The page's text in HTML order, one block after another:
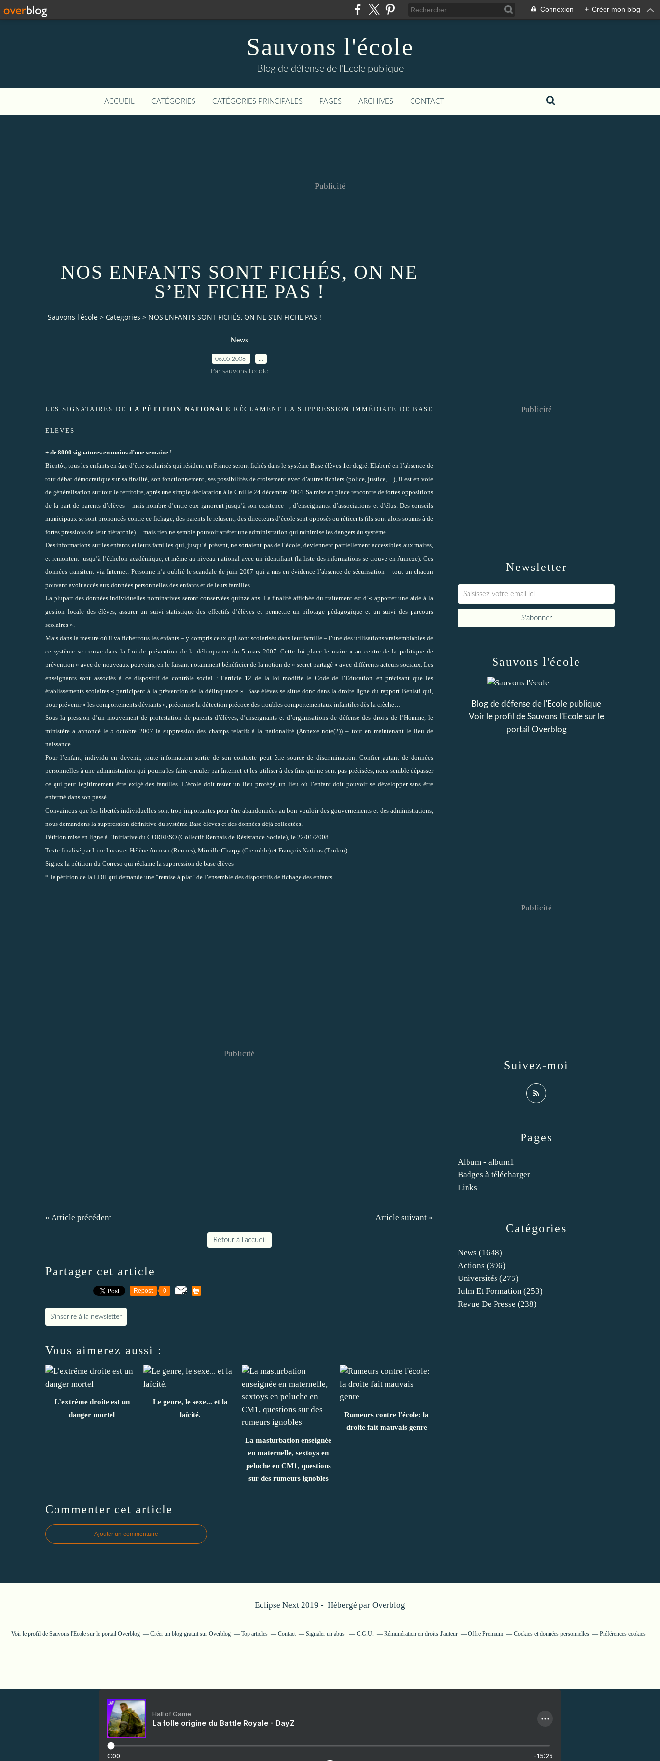
Connexion + Créer mon blog
Sauvons l'école
Blog de défense de l'Ecole publique
ACCUEIL CATÉGORIES CATÉGORIES PRINCIPALES PAGES ARCHIVES CONTACT
Publicité
NOS ENFANTS SONT FICHÉS, ON NE
S’EN FICHE PAS !
Sauvons l'école > Categories > NOS ENFANTS SONT FICHÉS, ON NE S’EN FICHE PAS !
News
06.05.2008
Par sauvons l'école
LES SIGNATAIRES DE LA PÉTITION NATIONALE RÉCLAMENT LA SUPPRESSION IMMÉDIATE DE BASE
ELEVES
+ de 8000 signatures en moins d’une semaine !
Bientôt, tous les enfants en âge d’être scolarisés qui résident en France seront fichés dans le système Base élèves 1er degré. Elaboré en l’absence de
tout débat démocratique sur sa finalité, son fonctionnement, ses possibilités de croisement avec d’autres fichiers (police, justice,…), il est en voie
de généralisation sur tout le territoire, après une simple déclaration à la Cnil le 24 décembre 2004. Sa mise en place rencontre de fortes oppositions
de la part de parents d’élèves – mais nombre d’entre eux ignorent jusqu’à son existence –, d’enseignants, d’associations et d’élus. Des conseils
municipaux se sont prononcés contre ce fichage, des parents le refusent, des directeurs d’école sont opposés ou réticents (ils sont alors soumis à de
fortes pressions de leur hiérarchie)… mais rien ne semble pouvoir arrêter une administration qui minimise les dangers du système.
Des informations sur les enfants et leurs familles qui, jusqu’à présent, ne sortaient pas de l’école, deviennent partiellement accessibles aux maires,
et remontent jusqu’à l’échelon académique, et même au niveau national avec un identifiant (la liste des informations se trouve en Annexe). Ces
données transitent via Internet. Personne n’a oublié le scandale de juin 2007 qui a mis en évidence l’absence de sécurisation – tout un chacun
pouvant avoir accès aux données personnelles des enfants et de leurs familles.
La plupart des données individuelles nominatives seront conservées quinze ans. La finalité affichée du traitement est d’« apporter une aide à la
gestion locale des élèves, assurer un suivi statistique des effectifs d’élèves et permettre un pilotage pédagogique et un suivi des parcours
scolaires ».
Mais dans la mesure où il va ficher tous les enfants – y compris ceux qui sont scolarisés dans leur famille – l’une des utilisations vraisemblables de
ce système se trouve dans la Loi de prévention de la délinquance du 5 mars 2007. Cette loi place le maire « au centre de la politique de
prévention » avec de nouveaux pouvoirs, en le faisant notamment bénéficier de la notion de « secret partagé » avec différents acteurs sociaux. Les
enseignants sont associés à ce dispositif de contrôle social : l’article 12 de la loi modifie le Code de l’Education en précisant que les
établissements scolaires « participent à la prévention de la délinquance ». Base élèves se situe donc dans la droite ligne du rapport Benisti qui,
pour prévenir « les comportements déviants », préconise la détection précoce des troubles comportementaux infantiles dès la crèche…
Sous la pression d’un mouvement de protestation de parents d’élèves, d’enseignants et d’organisations de défense des droits de l’Homme, le
ministère a annoncé le 5 octobre 2007 la suppression des champs relatifs à la nationalité (Annexe note(2)) – tout en maintenant le lieu de
naissance.
Pour l’enfant, individu en devenir, toute information sortie de son contexte peut être source de discrimination. Confier autant de données
personnelles à une administration qui pourra les faire circuler par Internet et les utiliser à des fins qui ne sont pas précisées, nous semble dépasser
ce qui peut légitimement être exigé des familles. L’école doit rester un lieu protégé, un lieu où l’enfant doit pouvoir se développer sans être
enfermé dans son passé.
Convaincus que les libertés individuelles sont trop importantes pour être abandonnées au bon vouloir des gouvernements et des administrations,
nous demandons la suppression définitive du système Base élèves et des données déjà collectées.
Pétition mise en ligne à l’initiative du CORRESO (Collectif Rennais de Résistance Sociale), le 22/01/2008.
Texte finalisé par Line Lucas et Hélène Auneau (Rennes), Mireille Charpy (Grenoble) et François Nadiras (Toulon).
Signez la pétition du Correso qui réclame la suppression de base élèves
* la pétition de la LDH qui demande une “remise à plat” de l’ensemble des dispositifs de fichage des enfants.
Publicité
« Article précédent Article suivant »
Retour à l'accueil
Partager cet article
Repost 0
S'inscrire à la newsletter
Vous aimerez aussi :
L’extrême droite est un
danger mortel
Le genre, le sexe... et la
laïcité.
La masturbation enseignée
en maternelle, sextoys en
peluche en CM1, questions
sur des rumeurs ignobles
Rumeurs contre l'école: la
droite fait mauvais genre
Commenter cet article
Ajouter un commentaire
Newsletter
Publicité
Catégories
News (1648)
Actions (396)
Universités (275)
Iufm Et Formation (253)
Revue De Presse (238)
Pages
Album - album1
Badges à télécharger
Links
Sauvons l'école
Blog de défense de l'Ecole publique
Voir le profil de Sauvons l'Ecolesur le
portail Overblog
Suivez-moi
Publicité
Eclipse Next 2019 - Hébergé par Overblog
Voir le profil de Sauvons l'Ecole sur le portail Overblog Créer un blog gratuit sur Overblog Top articles Contact Signaler un abus C.G.U. Rémunération en droits d'auteur Offre Premium Cookies et données personnelles Préférences cookies
Hall of Game
La folle origine du Battle Royale - DayZ
0:00 -15:25